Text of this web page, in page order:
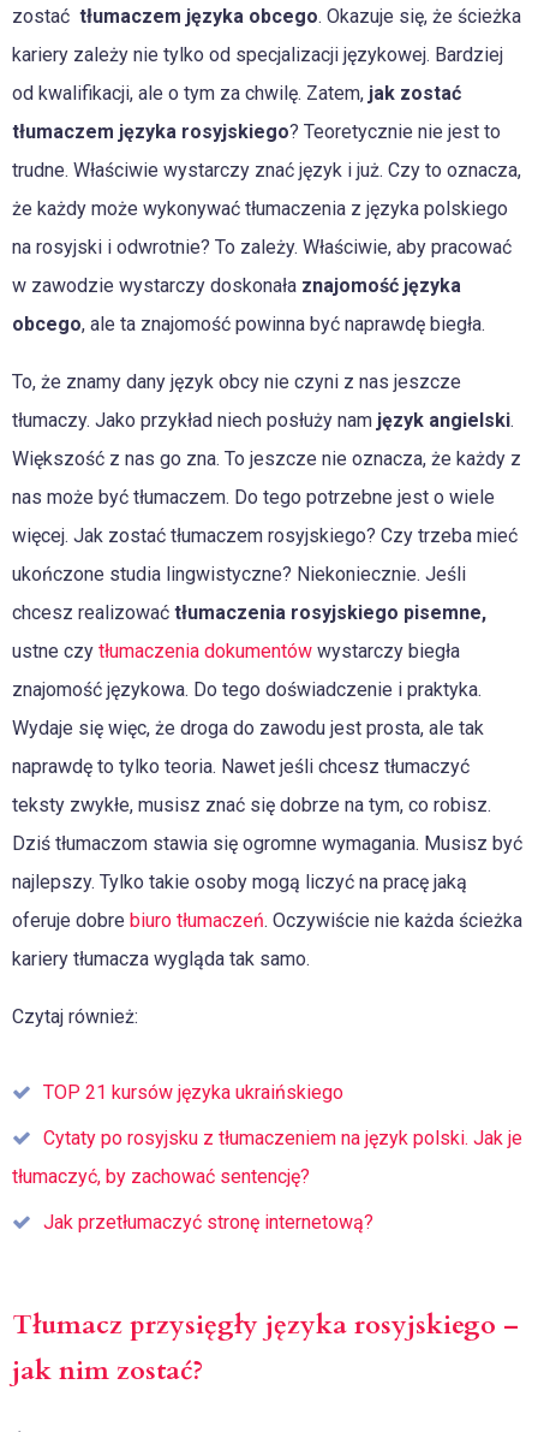
zostać tłumaczem języka obcego. Okazuje się, że ścieżka
kariery zależy nie tylko od specjalizacji językowej. Bardziej
od kwalifikacji, ale o tym za chwilę. Zatem, jak zostać
tłumaczem języka rosyjskiego? Teoretycznie nie jest to
trudne. Właściwie wystarczy znać język i już. Czy to oznacza,
że każdy może wykonywać tłumaczenia z języka polskiego
na rosyjski i odwrotnie? To zależy. Właściwie, aby pracować
w zawodzie wystarczy doskonała znajomość języka
obcego, ale ta znajomość powinna być naprawdę biegła.
To, że znamy dany język obcy nie czyni z nas jeszcze
tłumaczy. Jako przykład niech posłuży nam język angielski.
Większość z nas go zna. To jeszcze nie oznacza, że każdy z
nas może być tłumaczem. Do tego potrzebne jest o wiele
więcej. Jak zostać tłumaczem rosyjskiego? Czy trzeba mieć
ukończone studia lingwistyczne? Niekoniecznie. Jeśli
chcesz realizować tłumaczenia rosyjskiego pisemne,
ustne czy tłumaczenia dokumentów wystarczy biegła
znajomość językowa. Do tego doświadczenie i praktyka.
Wydaje się więc, że droga do zawodu jest prosta, ale tak
naprawdę to tylko teoria. Nawet jeśli chcesz tłumaczyć
teksty zwykłe, musisz znać się dobrze na tym, co robisz.
Dziś tłumaczom stawia się ogromne wymagania. Musisz być
najlepszy. Tylko takie osoby mogą liczyć na pracę jaką
oferuje dobre biuro tłumaczeń. Oczywiście nie każda ścieżka
kariery tłumacza wygląda tak samo.
Czytaj również:
TOP 21 kursów języka ukraińskiego
Cytaty po rosyjsku z tłumaczeniem na język polski. Jak je
tłumaczyć, by zachować sentencję?
Jak przetłumaczyć stronę internetową?
Tłumacz przysięgły języka rosyjskiego –
jak nim zostać?